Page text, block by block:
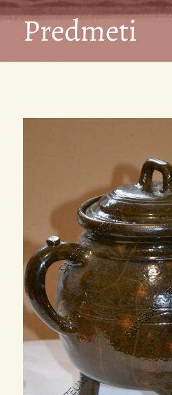
Predmeti